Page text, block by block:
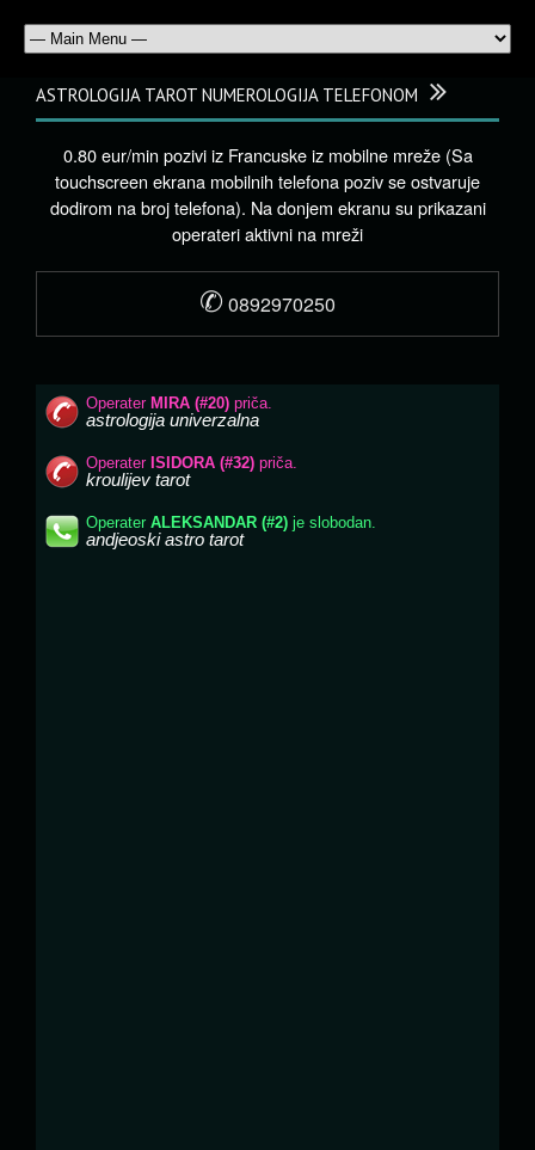
ASTROLOGIJA TAROT NUMEROLOGIJA TELEFONOM
0.80 eur/min pozivi iz Francuske iz mobilne mreže (Sa
touchscreen ekrana mobilnih telefona poziv se ostvaruje
dodirom na broj telefona). Na donjem ekranu su prikazani
operateri aktivni na mreži
✆ 0892970250